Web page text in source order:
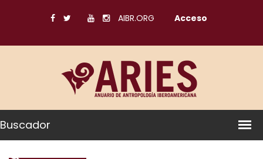
AIBR.ORG Acceso
Buscador